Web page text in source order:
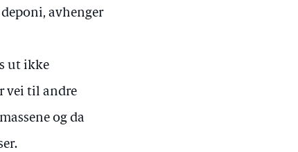
avhenger
ut ikke
vei til andre
og da